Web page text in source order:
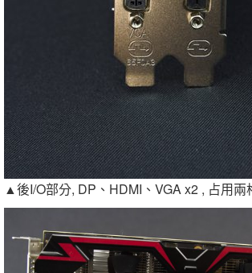
▲後I/O部分, DP、HDMI、VGA x2 , 占用兩